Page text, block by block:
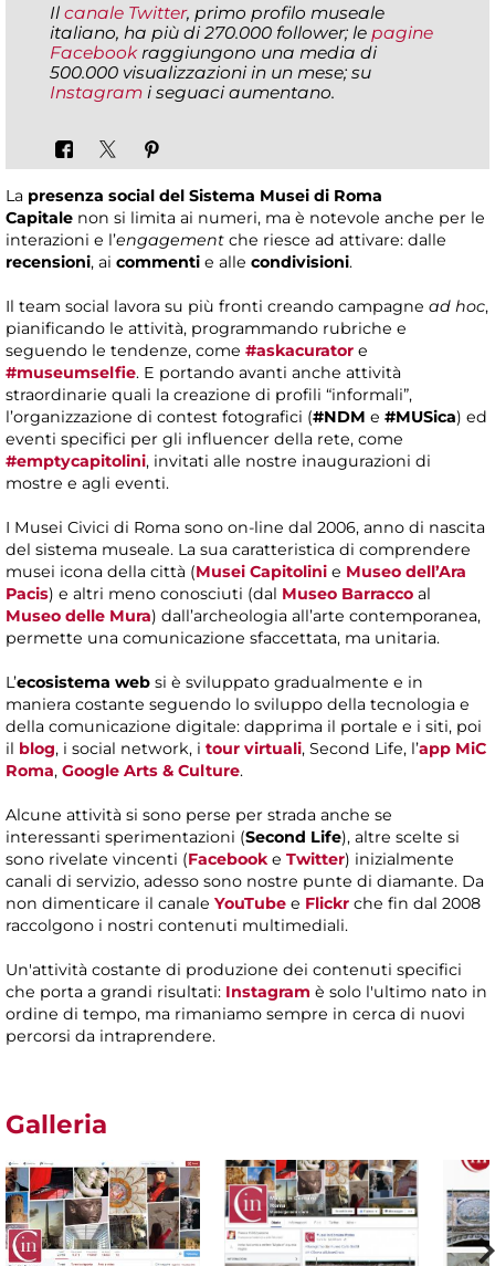
Il canale Twitter, primo profilo museale
italiano, ha più di 270.000 follower; le pagine
Facebookraggiungono una media di
500.000 visualizzazioni in un mese; su
Instagram i seguaci aumentano.
La presenza social del Sistema Musei di Roma
Capitale non si limita ai numeri, ma è notevole anche per le
interazioni e l’engagement che riesce ad attivare: dalle
recensioni, ai commenti e alle condivisioni.
Il team social lavora su più fronti creando campagne ad hoc,
pianificando le attività, programmando rubriche e
seguendo le tendenze, come #askacurator e
#museumselfie. E portando avanti anche attività
straordinarie quali la creazione di profili “informali”,
l’organizzazione di contest fotografici (#NDM e #MUSica) ed
eventi specifici per gli influencer della rete, come
#emptycapitolini, invitati alle nostre inaugurazioni di
mostre e agli eventi.
I Musei Civici di Roma sono on-line dal 2006, anno di nascita
del sistema museale. La sua caratteristica di comprendere
musei icona della città (Musei Capitolini e Museo dell’Ara
Pacis) e altri meno conosciuti (dal Museo Barracco al
Museo delle Mura) dall’archeologia all’arte contemporanea,
permette una comunicazione sfaccettata, ma unitaria.
L’ecosistema web si è sviluppato gradualmente e in
maniera costante seguendo lo sviluppo della tecnologia e
della comunicazione digitale: dapprima il portale e i siti, poi
il blog, i social network, i tour virtuali, Second Life, l’app MiC
Roma, Google Arts & Culture.
Alcune attività si sono perse per strada anche se
interessanti sperimentazioni (Second Life), altre scelte si
sono rivelate vincenti (Facebook e Twitter) inizialmente
canali di servizio, adesso sono nostre punte di diamante. Da
non dimenticare il canale YouTube e Flickr che fin dal 2008
raccolgono i nostri contenuti multimediali.
Un'attività costante di produzione dei contenuti specifici
che porta a grandi risultati: Instagram è solo l'ultimo nato in
ordine di tempo, ma rimaniamo sempre in cerca di nuovi
percorsi da intraprendere.
Galleria